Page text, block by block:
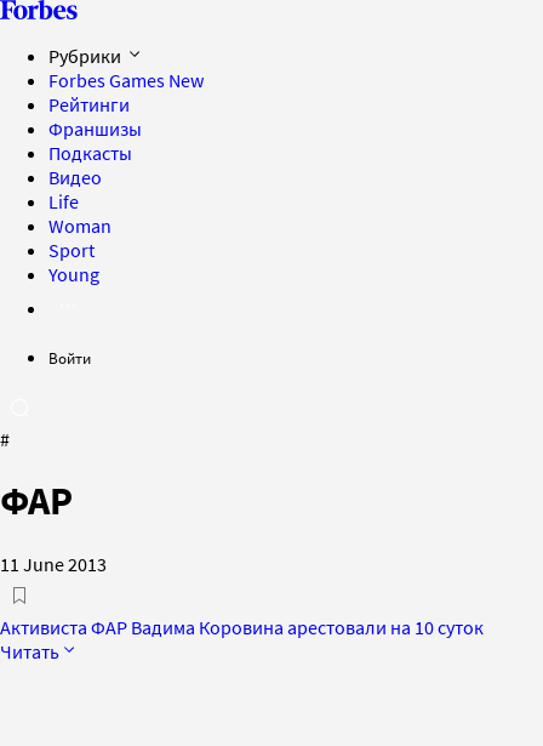
Рубрики
Forbes Games New
Рейтинги
Франшизы
Подкасты
Видео
Life
Woman
Sport
Young
Войти
#
ФАР
11 June 2013
Активиста ФАР Вадима Коровина арестовали на 10 суток
Читать